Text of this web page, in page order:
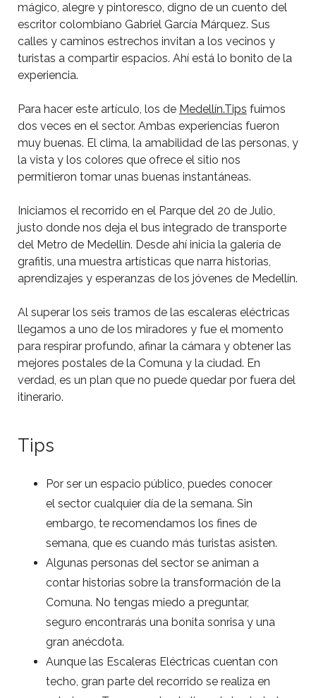
mágico, alegre y pintoresco, digno de un cuento del
escritor colombiano Gabriel García Márquez. Sus
calles y caminos estrechos invitan a los vecinos y
turistas a compartir espacios. Ahí está lo bonito de la
experiencia.
Para hacer este artículo, los de Medellín.Tips fuimos
dos veces en el sector. Ambas experiencias fueron
muy buenas. El clima, la amabilidad de las personas, y
la vista y los colores que ofrece el sitio nos
permitieron tomar unas buenas instantáneas.
Iniciamos el recorrido en el Parque del 20 de Julio,
justo donde nos deja el bus integrado de transporte
del Metro de Medellín. Desde ahí inicia la galería de
grafitis, una muestra artísticas que narra historias,
aprendizajes y esperanzas de los jóvenes de Medellín.
Al superar los seis tramos de las escaleras eléctricas
llegamos a uno de los miradores y fue el momento
para respirar profundo, afinar la cámara y obtener las
mejores postales de la Comuna y la ciudad. En
verdad, es un plan que no puede quedar por fuera del
itinerario.
Tips
Por ser un espacio público, puedes conocer
el sector cualquier día de la semana. Sin
embargo, te recomendamos los fines de
semana, que es cuando más turistas asisten.
Algunas personas del sector se animan a
contar historias sobre la transformación de la
Comuna. No tengas miedo a preguntar,
seguro encontrarás una bonita sonrisa y una
gran anécdota.
Aunque las Escaleras Eléctricas cuentan con
techo, gran parte del recorrido se realiza en